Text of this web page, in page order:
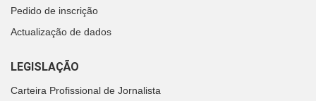
Pedido de inscrição
Actualização de dados
LEGISLAÇÃO
Carteira Profissional de Jornalista